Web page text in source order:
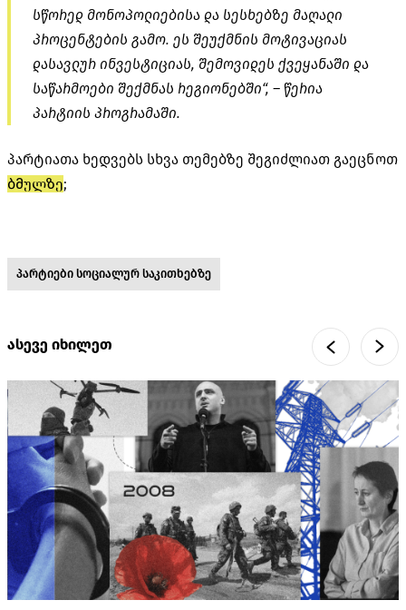
სწორედ მონოპოლიებისა და სესხებზე მაღალი
პროცენტების გამო. ეს შეუქმნის მოტივაციას
დასავლურ ინვესტიციას, შემოვიდეს ქვეყანაში და
საწარმოები შექმნას რეგიონებში“, – წერია
პარტიის პროგრამაში.
პარტიათა ხედვებს სხვა თემებზე შეგიძლიათ გაეცნოთ
ბმულზე;
პარტიები სოციალურ საკითხებზე
ასევე იხილეთ